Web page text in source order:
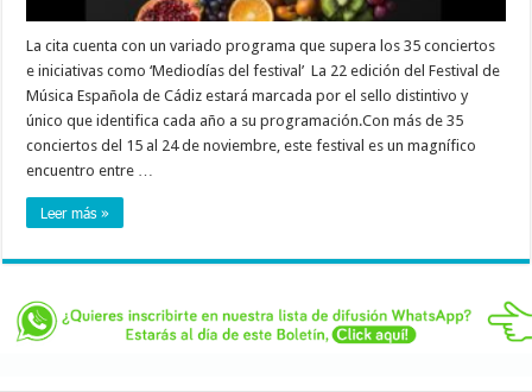
La cita cuenta con un variado programa que supera los 35 conciertos
e iniciativas como ‘Mediodías del festival’ La 22 edición del Festival de
Música Española de Cádiz estará marcada por el sello distintivo y
único que identifica cada año a su programación.Con más de 35
conciertos del 15 al 24 de noviembre, este festival es un magnífico
encuentro entre …
Leer más »